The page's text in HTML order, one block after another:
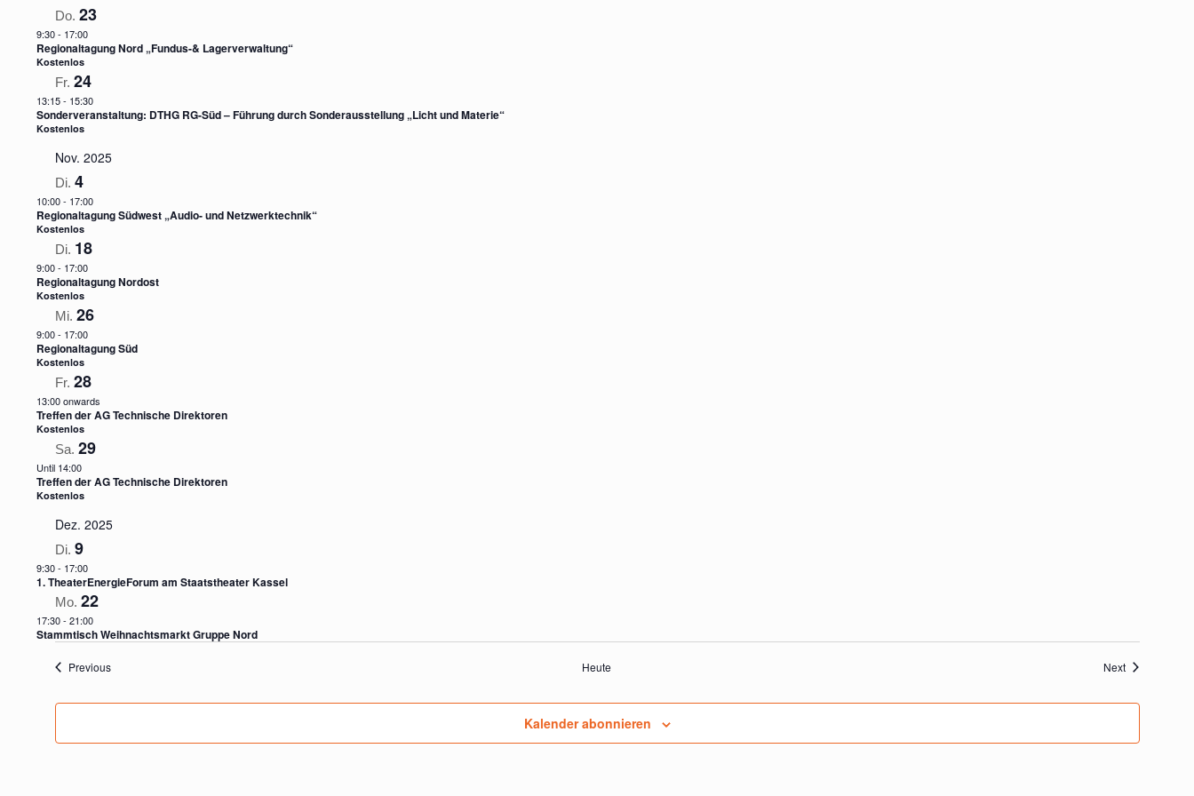
Do. 23
9:30- 17:00
Regionaltagung Nord „Fundus-& Lagerverwaltung“
Kostenlos
Fr. 24
13:15- 15:30
Sonderveranstaltung: DTHG RG-Süd – Führung durch Sonderausstellung „Licht und Materie“
Kostenlos
Nov. 2025
Di. 4
10:00- 17:00
Regionaltagung Südwest „Audio- und Netzwerktechnik“
Kostenlos
Di. 18
9:00- 17:00
Regionaltagung Nordost
Kostenlos
Mi. 26
9:00- 17:00
Regionaltagung Süd
Kostenlos
Fr. 28
13:00 onwards
Treffen der AG Technische Direktoren
Kostenlos
Sa. 29
Until 14:00
Treffen der AG Technische Direktoren
Kostenlos
Dez. 2025
Di. 9
9:30- 17:00
1. TheaterEnergieForum am Staatstheater Kassel
Mo. 22
17:30- 21:00
Stammtisch Weihnachtsmarkt Gruppe Nord
PreviousVeranstaltungen Heute Next
Kalender abonnieren